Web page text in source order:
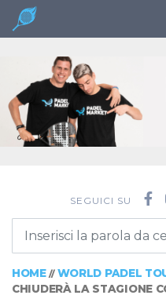
SEGUICI SU
HOME// WORLD PADEL
CHIUDERÀ LA STAGIONE